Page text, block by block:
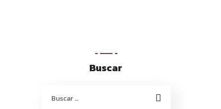
Buscar